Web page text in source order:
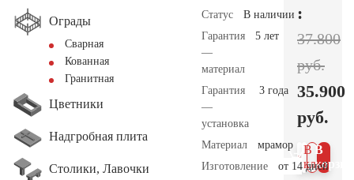
Ограды
Сварная
Кованная
Гранитная
Цветники
Надгробная плита
Столики, Лавочки
Статус
В наличии
Гарантия
—
материал
5 лет
Гарантия
—
установка
3 года
Материал
мрамор
Изготовление
от 14 дней
:
37.800
руб.
35.900
руб.
В
В 1
клик